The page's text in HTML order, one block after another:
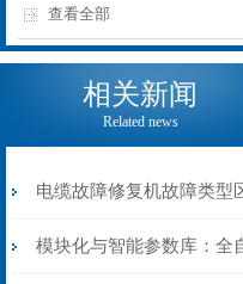
查看全部
相关新闻
Related news
电缆故障修复机故障类型
分指南：从“绝缘电
模块化与智能参数库：全